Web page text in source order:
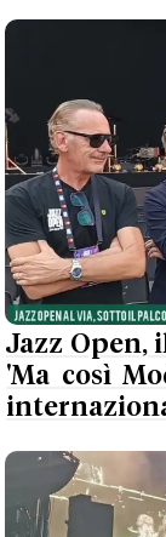
Jazz Open,
'Ma così